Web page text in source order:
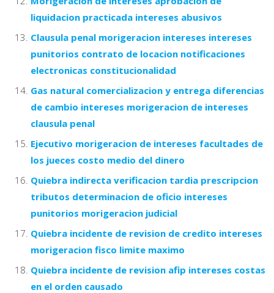
liquidacion practicada intereses abusivos
Clausula penal morigeracion intereses intereses
punitorios contrato de locacion notificaciones
electronicas constitucionalidad
Gas natural comercializacion y entrega diferencias
de cambio intereses morigeracion de intereses
clausula penal
Ejecutivo morigeracion de intereses facultades de
los jueces costo medio del dinero
Quiebra indirecta verificacion tardia prescripcion
tributos determinacion de oficio intereses
punitorios morigeracion judicial
Quiebra incidente de revision de credito intereses
morigeracion fisco limite maximo
Quiebra incidente de revision afip intereses costas
en el orden causado